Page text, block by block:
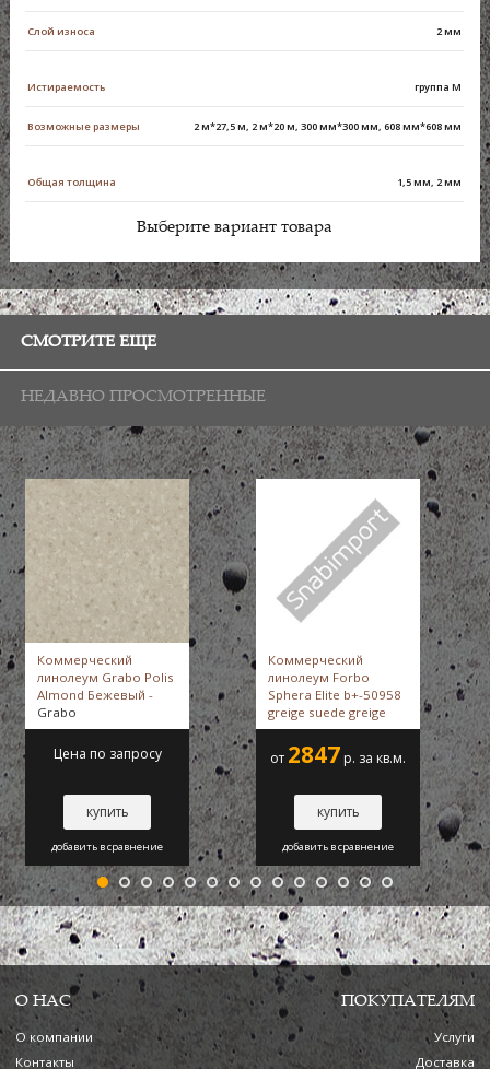
Слой износа 2 мм
Истираемость группа М
Возможные размеры 2 м*27,5 м, 2 м*20 м, 300 мм*300 мм, 608 мм*608 мм
Общая толщина 1,5 мм, 2 мм
Выберите вариант товара
СМОТРИТЕ ЕЩЕ
НЕДАВНО ПРОСМОТРЕННЫЕ
Коммерческий
линолеум Grabo Polis
Almond Бежевый -
Grabo
Цена по запросу
купить
добавить в сравнение
Коммерческий
линолеум Forbo
Sphera Elite b+-50958
greige suede greige
suede -Forbo
от 2847 р. за кв.м.
купить
добавить в сравнение
О НАС
О компании
Контакты
ПОКУПАТЕЛЯМ
Услуги
Доставка